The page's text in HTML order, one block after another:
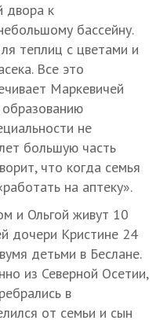
двора к
бассейну.
теплиц с цветами и
Все это
Маркевичей
образованию
не
большую часть
что когда семья
на аптеку».
и Ольгой живут 10
дочери Кристине 24
детьми в Беслане.
из Северной Осетии,
в
от семьи и сын